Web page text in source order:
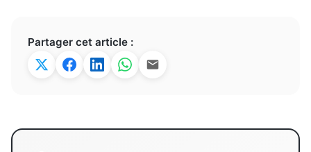
Partager cet article :